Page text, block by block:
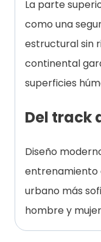
La parte
como una
estructural sin
continental
superficies
Del track
Diseño
entrenamiento
urbano más
hombre y